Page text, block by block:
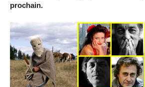
prochain.